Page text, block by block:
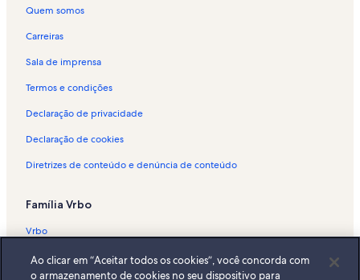
Quem somos
Carreiras
Sala de imprensa
Termos e condições
Declaração de privacidade
Declaração de cookies
Diretrizes de conteúdo e denúncia de conteúdo
Família Vrbo
Vrbo
Abritel.fr
Ao clicar em “Aceitar todos os cookies”, você concorda com
o armazenamento de cookies no seu dispositivo para